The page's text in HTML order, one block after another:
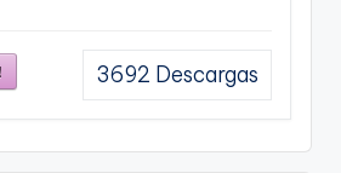
3692 Descargas